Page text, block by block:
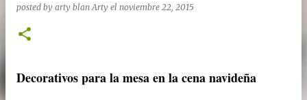
posted by arty blanArty el noviembre 22, 2015
Decorativos para la mesa en la cena navideña